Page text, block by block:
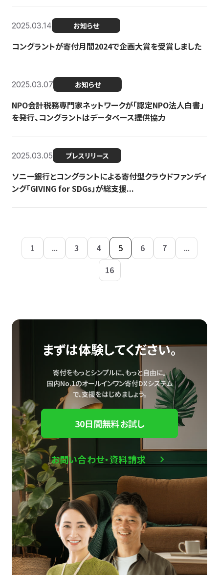
2025.03.14 お知らせ
コングラントが寄付月間2024で企画大賞を受賞しました
2025.03.07 お知らせ
NPO会計税務専門家ネットワークが「認定NPO法人白書」
を発行、コングラントはデータベース提供協力
2025.03.05 プレスリリース
ソニー銀行とコングラントによる寄付型クラウドファンディ
ング「GIVING for SDGs」が総支援...
1 ... 3 4 5 6 7
...
16
まずは体験してください。
寄付をもっとシンプルに、もっと自由に。
国内No.1のオールインワン寄付DXシステム
で、支援をはじめましょう。
30日間無料お試し
お問い合わせ・資料請求